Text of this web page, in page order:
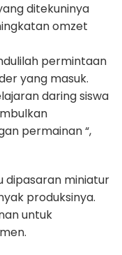
ditekuninya
omzet
permintaan
yang masuk.
daring siswa
permainan “,
dipasaran miniatur
produksinya.
untuk